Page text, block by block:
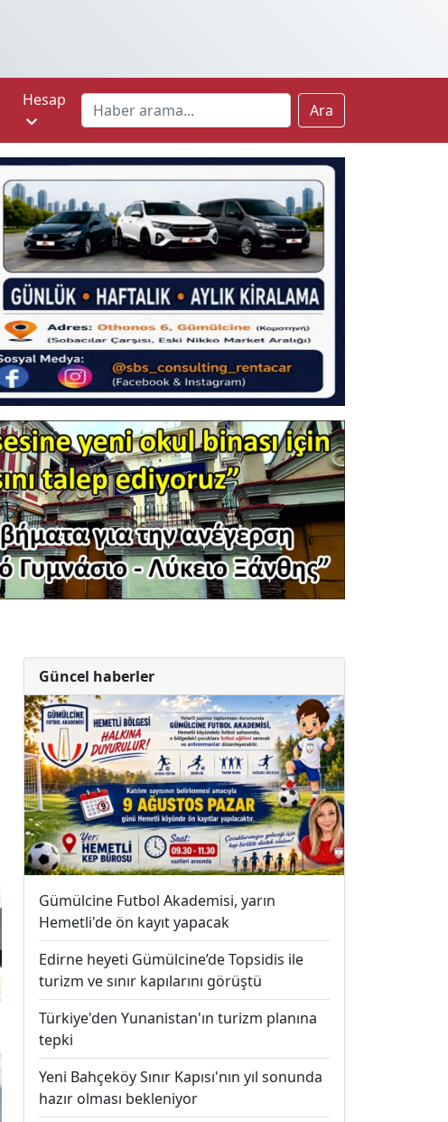
Hesap
Ara
Güncel haberler
Gümülcine Futbol Akademisi, yarın
Hemetli'de ön kayıt yapacak
Edirne heyeti Gümülcine’de Topsidis ile
turizm ve sınır kapılarını görüştü
Türkiye'den Yunanistan'ın turizm planına
tepki
Yeni Bahçeköy Sınır Kapısı'nın yıl sonunda
hazır olması bekleniyor